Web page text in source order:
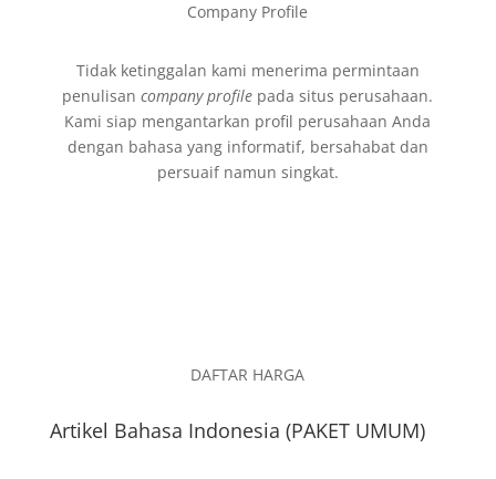
Company Profile
Tidak ketinggalan kami menerima permintaan
penulisancompany profile pada situs perusahaan.
Kami siap mengantarkan profil perusahaan Anda
dengan bahasa yang informatif, bersahabat dan
persuaif namun singkat.
DAFTAR HARGA
Artikel Bahasa Indonesia (PAKET UMUM)